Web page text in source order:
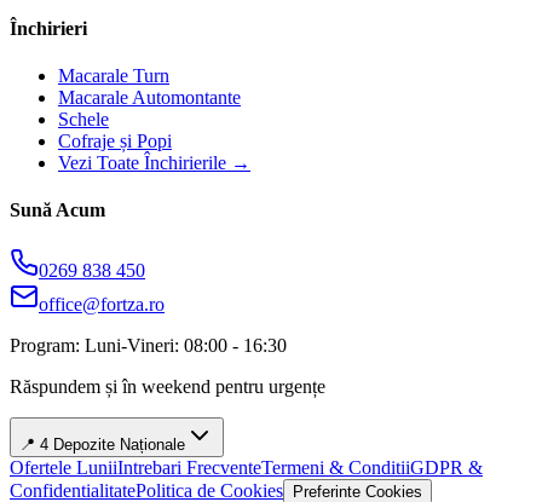
Închirieri
Macarale Turn
Macarale Automontante
Schele
Cofraje și Popi
Vezi Toate Închirierile →
Sună Acum
0269 838 450
office@fortza.ro
Program: Luni-Vineri: 08:00 - 16:30
Răspundem și în weekend pentru urgențe
📍 4 Depozite Naționale
Ofertele LuniiIntrebari FrecventeTermeni & ConditiiGDPR &
ConfidentialitatePolitica de Cookies Preferinte Cookies